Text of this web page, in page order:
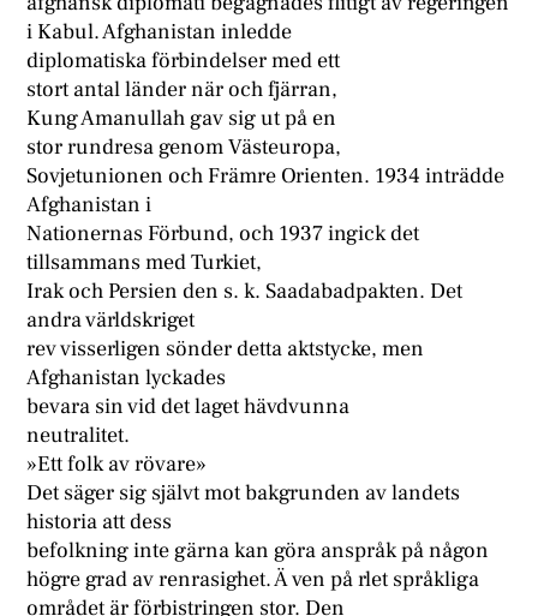
i Kabul. Afghanistan inledde
diplomatiska förbindelser med ett
stort antal länder när och fjärran,
Kung Amanullah gav sig ut på en
stor rundresa genom Västeuropa,
Sovjetunionen och Främre Orienten. 1934 inträdde
Afghanistan i
Nationernas Förbund, och 1937 ingick det
tillsammans med Turkiet,
Irak och Persien den s. k. Saadabadpakten. Det
andra världskriget
rev visserligen sönder detta aktstycke, men
Afghanistan lyckades
bevara sin vid det laget hävdvunna
neutralitet.
»Ett folk av rövare»
Det säger sig självt mot bakgrunden av landets
historia att dess
befolkning inte gärna kan göra anspråk på någon
högre grad av renrasighet. Ä ven på rlet språkliga
området är förbistringen stor. Den